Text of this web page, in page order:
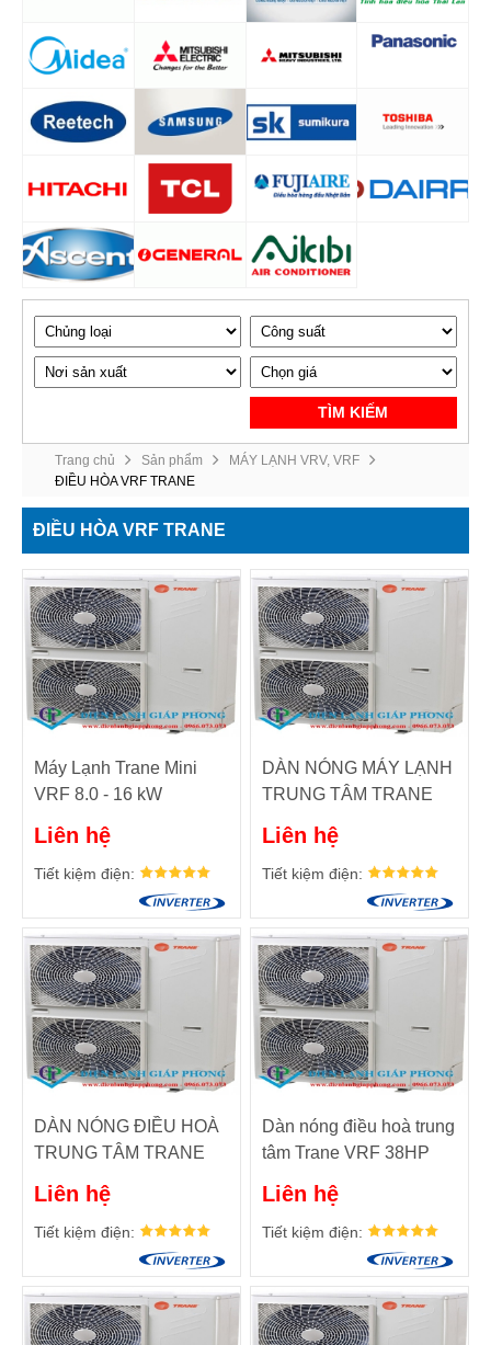
TÌM KIẾM
Trang chủ Sản phẩm
MÁY LẠNH VRV, VRF
ĐIỀU HÒA VRF TRANE
ĐIỀU HÒA VRF TRANE
Máy Lạnh Trane Mini
VRF 8.0 - 16 kW
Liên hệ
Tiết kiệm điện:
DÀN NÓNG MÁY LẠNH
TRUNG TÂM TRANE
TMR180ADB
Liên hệ
Tiết kiệm điện:
DÀN NÓNG ĐIỀU HOÀ
TRUNG TÂM TRANE
TMR340
Liên hệ
Tiết kiệm điện:
Dàn nóng điều hoà trung
tâm Trane VRF 38HP
Liên hệ
Tiết kiệm điện: